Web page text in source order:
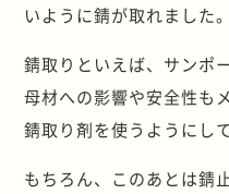
いように錆が取れました。
錆取りといえば、サンポ
母材への影響や安全性も
錆取り剤を使うようにし
もちろん、このあとは錆